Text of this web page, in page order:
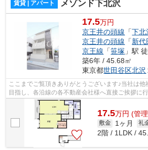
賃貸 | アパート メゾンド下北沢
17.5万円
京王井の頭線 「下北
京王井の頭線 「新代
京王線 「笹塚 」駅
築6年 / 45.68㎡
東京都世田谷区北沢
ここまでご覧頂きありがとうございます♪当社は
目指し、各沿線の各不動産会社様へ直接ご挨拶に
様へ提供しております！最新の情報は...
17.5万円 (管
敷金 1ヶ月 礼
2階 / 1LDK /